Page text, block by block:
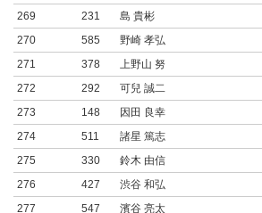
269
231 島 貴彬
270
585 野崎 孝弘
271
378 上野山 努
272
292 可兒 誠二
273
148 因田 良幸
274
511 諸星 篤志
275
330 鈴木 由信
276
427 渋谷 和弘
277
547 濱谷 亮太